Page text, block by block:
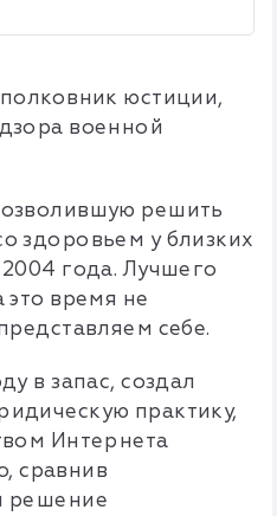
юстиции,
военной
решить
здоровьем у близких
года. Лучшего
это время не
себе.
в запас, создал
практику,
Интернета
сравнив
решение